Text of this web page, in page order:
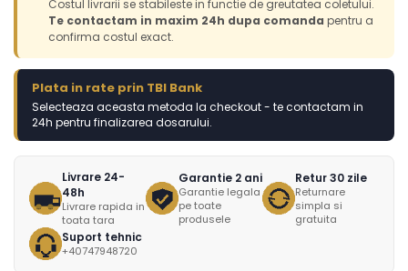
Costul livrarii se stabileste in functie de greutatea coletului.
Te contactam in maxim 24h dupa comanda pentru a
confirma costul exact.
Plata in rate prin TBI Bank
Selecteaza aceasta metoda la checkout - te contactam in
24h pentru finalizarea dosarului.
Livrare 24-
48h
Livrare rapida in
toata tara
Garantie 2 ani
Garantie legala
pe toate
produsele
Retur 30 zile
Returnare
simpla si
gratuita
Suport tehnic
+40747948720